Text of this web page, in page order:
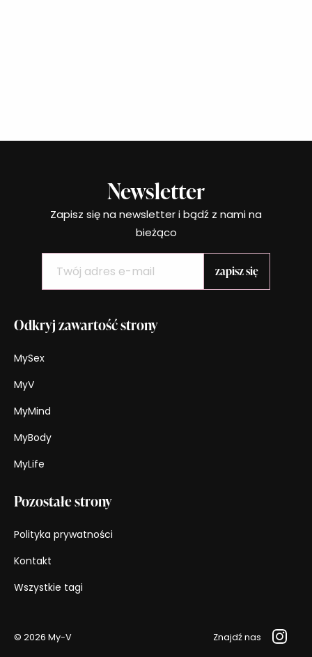
Odkryj zawartość strony
MySex
MyV
MyMind
MyBody
MyLife
Pozostałe strony
Polityka prywatności
Kontakt
Wszystkie tagi
Newsletter
Zapisz się na newsletter i bądź z nami na
bieżąco
© 2026 My-V Znajdź nas